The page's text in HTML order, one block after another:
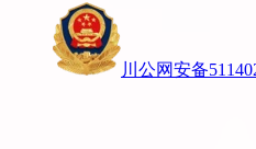
川公网安备